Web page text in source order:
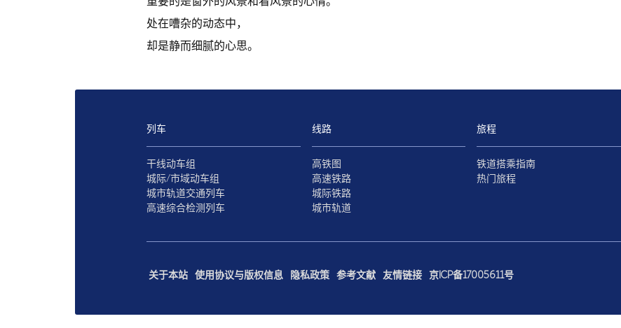
处在嘈杂的动态中，
却是静而细腻的心思。
列车
干线动车组
城际/市域动车组
城市轨道交通列车
高速综合检测列车
线路
高铁图
高速铁路
城际铁路
城市轨道
旅程
铁道搭乘指南
热门旅程
关于本站 使用协议与版权信息 隐私政策 参考文献 友情链接 京ICP备17005611号